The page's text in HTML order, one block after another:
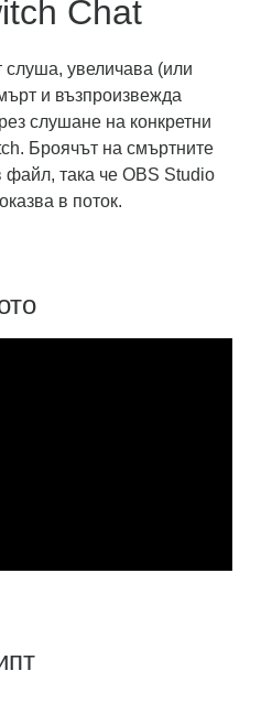
Chat
слуша, увеличава (или
и възпроизвежда
слушане на конкретни
Броячът на смъртните
файл, така че OBS Studio
в поток.